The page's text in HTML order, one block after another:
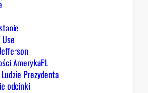
AmerykaPL
Prezydenta
odcinki